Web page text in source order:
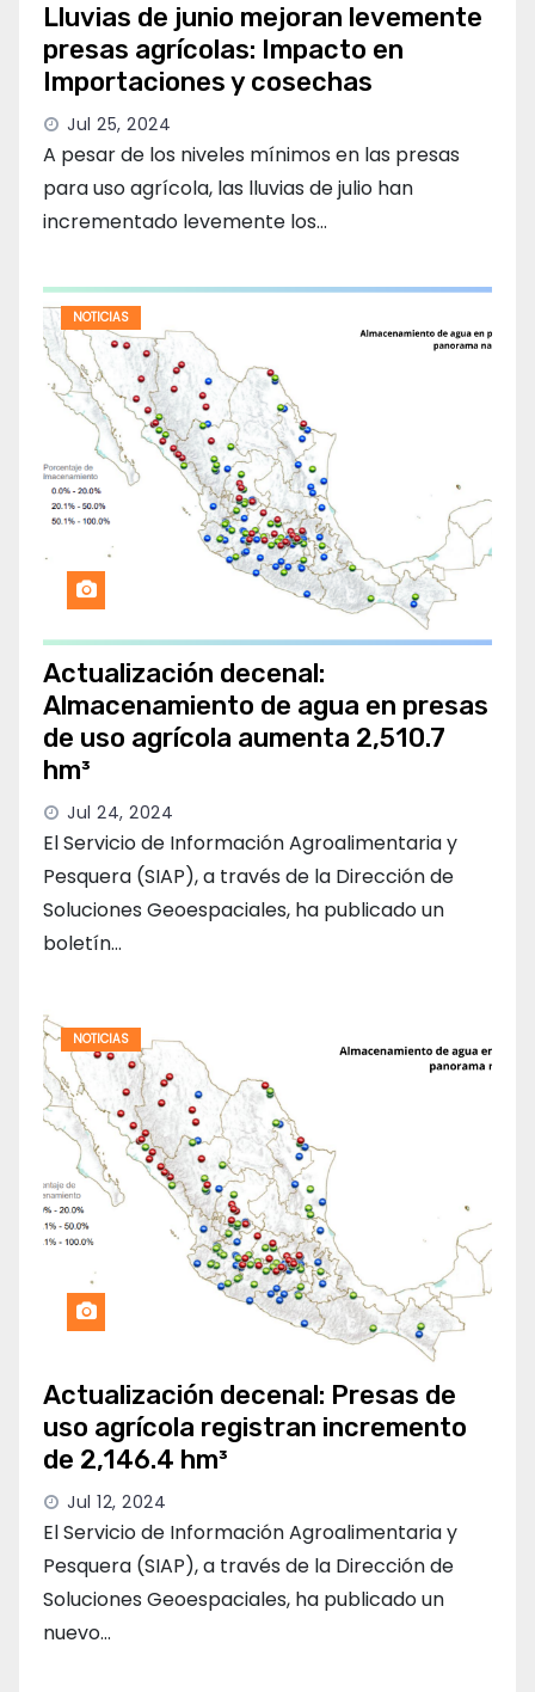
Lluvias de junio mejoran levemente
presas agrícolas: Impacto en
Importaciones y cosechas
Jul 25, 2024
A pesar de los niveles mínimos en las presas
para uso agrícola, las lluvias de julio han
incrementado levemente los…
NOTICIAS
Actualización decenal:
Almacenamiento de agua en presas
de uso agrícola aumenta 2,510.7
hm³
Jul 24, 2024
El Servicio de Información Agroalimentaria y
Pesquera (SIAP), a través de la Dirección de
Soluciones Geoespaciales, ha publicado un
boletín…
NOTICIAS
Actualización decenal: Presas de
uso agrícola registran incremento
de 2,146.4 hm³
Jul 12, 2024
El Servicio de Información Agroalimentaria y
Pesquera (SIAP), a través de la Dirección de
Soluciones Geoespaciales, ha publicado un
nuevo…